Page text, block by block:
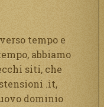
tempo e
abbiamo
siti, che
.it,
dominio